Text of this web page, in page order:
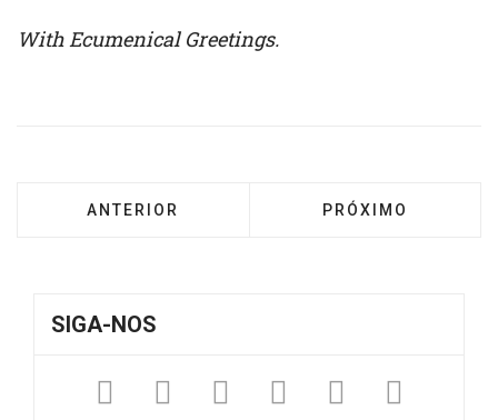
With Ecumenical Greetings.
ARTIGO ANTERIOR: TAPIRI – NOTA DE
ANTERIOR PRÓXIMO ARTIGO:
PRÓXIMO
SIGA-NOS
FacebookTwitterInstagram
YouTube
Fickr